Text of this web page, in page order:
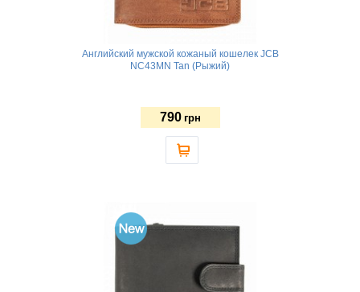
Английский мужской кожаный кошелек JCB
NC43MN Tan (Рыжий)
790 грн